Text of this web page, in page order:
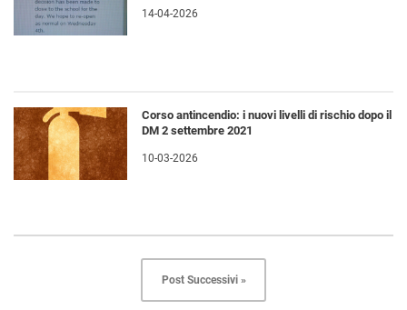
14-04-2026
Corso antincendio: i nuovi livelli di rischio dopo il
DM 2 settembre 2021
10-03-2026
Post Successivi »